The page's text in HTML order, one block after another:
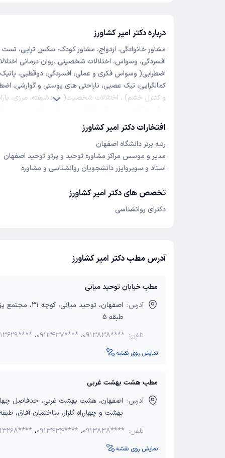
درباره دکتر امیر کشاورز
مشاور خانوادگی، ازدواج، مشاور کودک، سکس تراپی،
افسردگی، وسواس، اختلالات شخصیتی ،روان درمانی
اضطرابی( وسواس فکری و عملی، افسردگی، دوقطبی،
کمالگرایی، تیک عصبی، ناراحتی های پوستی و گوارشی،
و کنترل خشم) ، اختلالات شخصیت( خودشیفته، مرزی،
تخصصی خانواده و ازدواج( زوج و مشاوره خانواده) ،انجام
شخصیت و تناسب گزینی ، مشاوره کودک و نوجوان
مشاوره شغلی و فردی ،
متخصص روانشناسی و مدرس دانشگاه
عضو سازمان نظام روانشناسی و مشاوره
عضو انجمن روانشناسان امریکا APA
مدرس کشوری کارگاه های روانشناسی
افتخارات دکتر امیر کشاورز
رتبه برتر دانشگاه اصفهان
مدیر و موسس مراکز مشاوره توحید و پرتو توحید اصفهان
استاد و سوپروایزر دانشجویان روانشناسی و مشاوره
تخصص های دکتر امیر کشاورز
دکترای روانشناسی
آدرس مطب دکتر امیر کشاورز
مطب خیابان توحید میانی
آدرس:
اصفهان، توحید میانی،
طبقه 5
تلفن:
،0913437**** ،0913838****
نمایش روی نقشه
مطب هشت بهشت غربی
آدرس: اصفهان، هشت بهشت غربی، حدفاصل
بهشت و چهارراه گلزار، ساختمان آفاق،
تلفن:
،0913434**** ،0913838****
نمایش روی نقشه